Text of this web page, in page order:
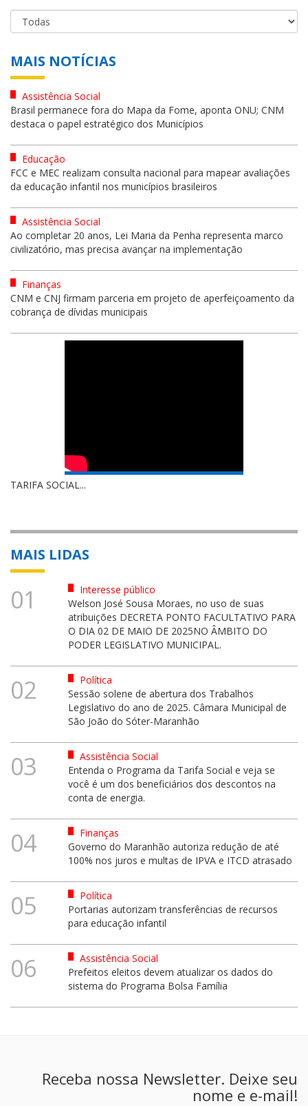
MAIS NOTÍCIAS
Assistência Social
Brasil permanece fora do Mapa da Fome, aponta ONU; CNM
destaca o papel estratégico dos Municípios
Educação
FCC e MEC realizam consulta nacional para mapear avaliações
da educação infantil nos municípios brasileiros
Assistência Social
Ao completar 20 anos, Lei Maria da Penha representa marco
civilizatório, mas precisa avançar na implementação
Finanças
CNM e CNJ firmam parceria em projeto de aperfeiçoamento da
cobrança de dívidas municipais
TARIFA SOCIAL...
MAIS LIDAS
01
Interesse público
Welson José Sousa Moraes, no uso de suas
atribuições DECRETA PONTO FACULTATIVO PARA
O DIA 02 DE MAIO DE 2025NO ÂMBITO DO
PODER LEGISLATIVO MUNICIPAL.
02
Política
Sessão solene de abertura dos Trabalhos
Legislativo do ano de 2025. Câmara Municipal de
São João do Sóter-Maranhão
03
Assistência Social
Entenda o Programa da Tarifa Social e veja se
você é um dos beneficiários dos descontos na
conta de energia.
04
Finanças
Governo do Maranhão autoriza redução de até
100% nos juros e multas de IPVA e ITCD atrasado
05
Política
Portarias autorizam transferências de recursos
para educação infantil
06
Assistência Social
Prefeitos eleitos devem atualizar os dados do
sistema do Programa Bolsa Família
Receba nossa Newsletter. Deixe seu
nome e e-mail!